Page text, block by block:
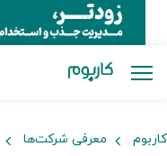
کاربوم معرفی شرکت‌ها